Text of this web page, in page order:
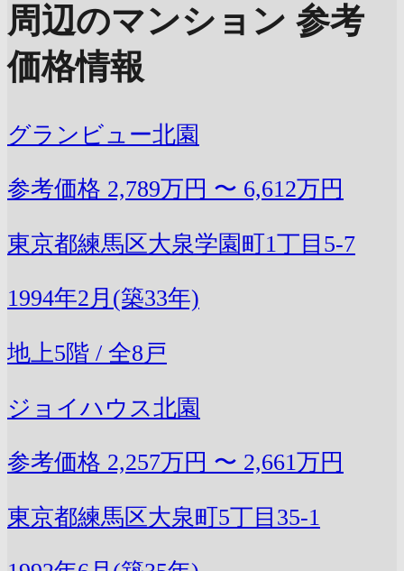
周辺のマンション 参考
価格情報
グランビュー北園
参考価格 2,789万円 〜 6,612万円
東京都練馬区大泉学園町1丁目5-7
1994年2月(築33年)
地上5階 / 全8戸
ジョイハウス北園
参考価格 2,257万円 〜 2,661万円
東京都練馬区大泉町5丁目35-1